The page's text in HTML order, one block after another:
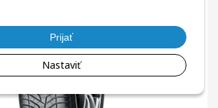
Prijať
Nastaviť